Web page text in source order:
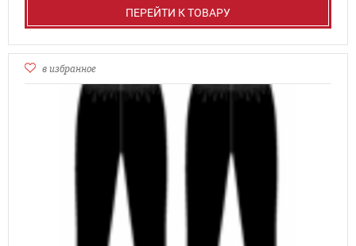
ПЕРЕЙТИ К ТОВАРУ
в избранное